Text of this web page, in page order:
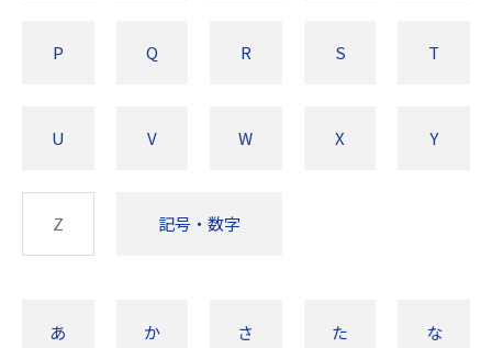
P Q R S T
U V W X Y
Z 記号・数字
あ か さ た な